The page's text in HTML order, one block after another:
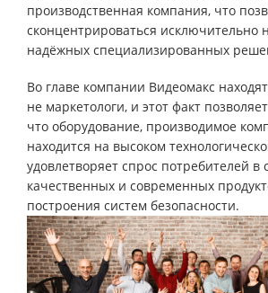
производственная компания, что
сконцентрироваться исключительно
надёжных специализированных
Во главе компании Видеомакс
не маркетологи, и этот факт
что оборудование, производимое
находится на высоком
удовлетворяет спрос потребителей в
качественных и современных
построения систем безопасности.